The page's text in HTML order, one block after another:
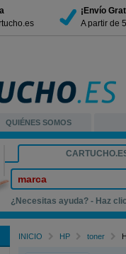
¡Envío
A partir de
QUIÉNES SOMOS
marca
¿Necesitas ayuda? - Haz
INICIO HP toner